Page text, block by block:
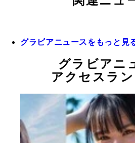
グラビアニュースをもっと見
グラビアニ
アクセスラ